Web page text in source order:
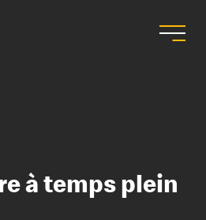
à temps plein